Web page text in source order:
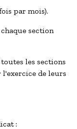
par mois).
section
les sections
de leurs
: